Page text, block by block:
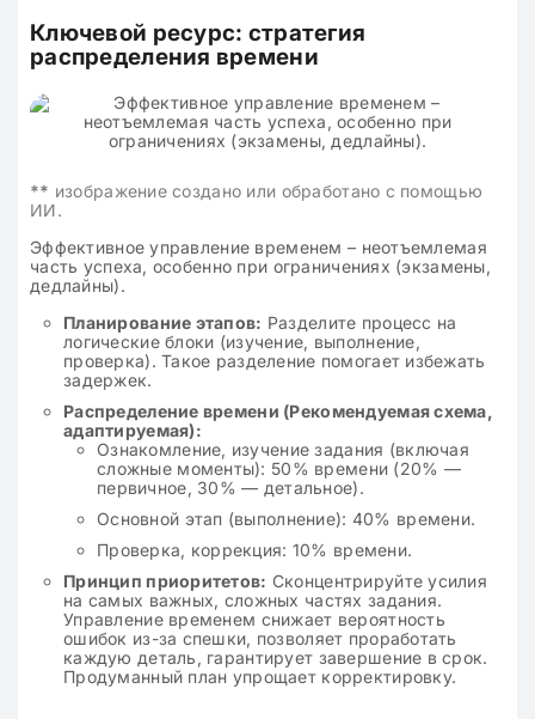
Ключевой ресурс: стратегия
распределения времени
** изображение создано или обработано с помощью
ИИ.
Эффективное управление временем – неотъемлемая
часть успеха, особенно при ограничениях (экзамены,
дедлайны).
Планирование этапов: Разделите процесс на
логические блоки (изучение, выполнение,
проверка). Такое разделение помогает избежать
задержек.
Распределение времени (Рекомендуемая схема,
адаптируемая):
Ознакомление, изучение задания (включая
сложные моменты): 50% времени (20% —
первичное, 30% — детальное).
Основной этап (выполнение): 40% времени.
Проверка, коррекция: 10% времени.
Принцип приоритетов: Сконцентрируйте усилия
на самых важных, сложных частях задания.
Управление временем снижает вероятность
ошибок из-за спешки, позволяет проработать
каждую деталь, гарантирует завершение в срок.
Продуманный план упрощает корректировку.